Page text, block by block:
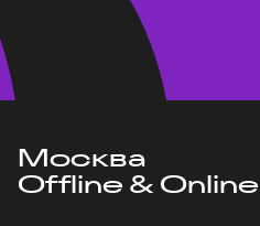
Москва
Offline & Online